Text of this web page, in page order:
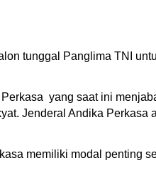
tunggal Panglima TNI
yang saat ini
Jenderal Andika Perkasa
memiliki modal penting